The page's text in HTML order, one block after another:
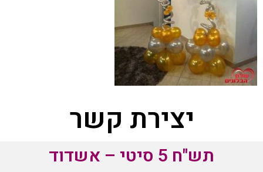
יצירת קשר
תש"ח 5 סיטי – אשדוד